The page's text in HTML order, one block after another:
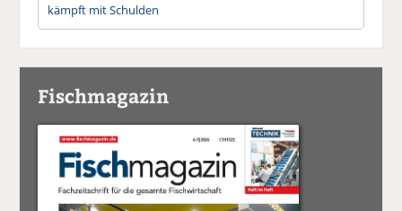
kämpft mit Schulden
Fischmagazin